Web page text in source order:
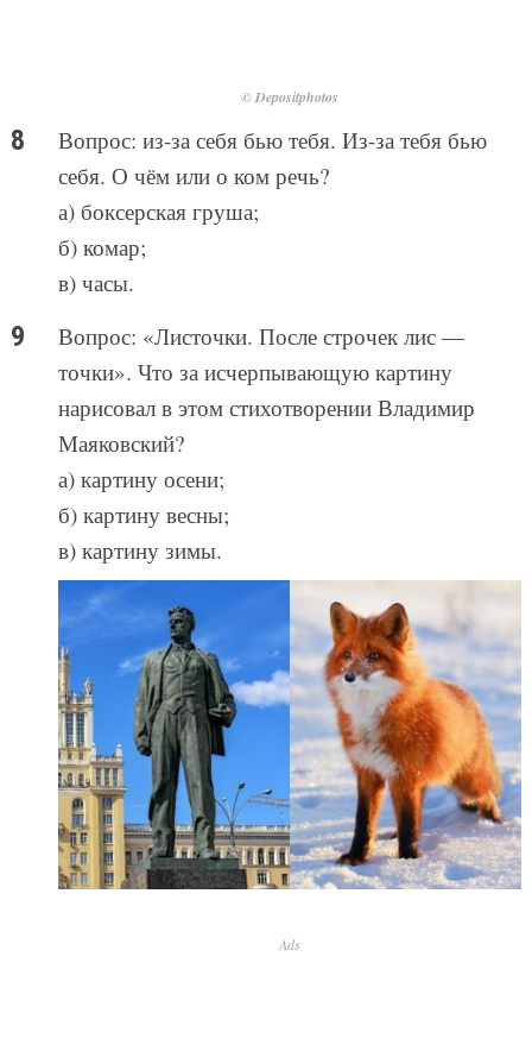
© Depositphotos
Вопрос: из-за себя бью тебя. Из-за тебя бью
себя. О чём или о ком речь?
а) боксерская груша;
б) комар;
в) часы.
Вопрос: «Листочки. После строчек лис —
точки». Что за исчерпывающую картину
нарисовал в этом стихотворении Владимир
Маяковский?
а) картину осени;
б) картину весны;
в) картину зимы.
Ads